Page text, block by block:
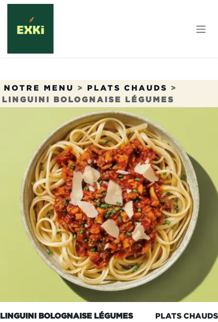
Se rendre au contenu
NOTRE MENU > PLATS CHAUDS >
LINGUINI BOLOGNAISE LÉGUMES
LINGUINI BOLOGNAISE LÉGUMES PLATS CHAUDS